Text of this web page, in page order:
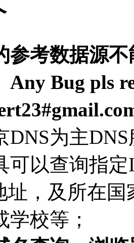
参考数据源
Any Bug pls
DNS为主
可以查询指
址，及所在
校等；